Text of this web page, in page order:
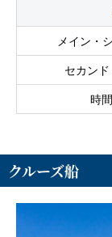
メイン・
セカン
時
クルーズ船